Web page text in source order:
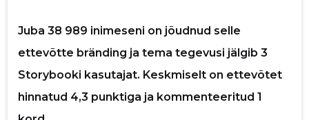
Juba 38 989 inimeseni on jõudnud selle
ettevõtte bränding ja tema tegevusi jälgib 3
Storybooki kasutajat. Keskmiselt on ettevõtet
hinnatud 4,3 punktiga ja kommenteeritud 1
Saaja e-mail
Sinu nimi